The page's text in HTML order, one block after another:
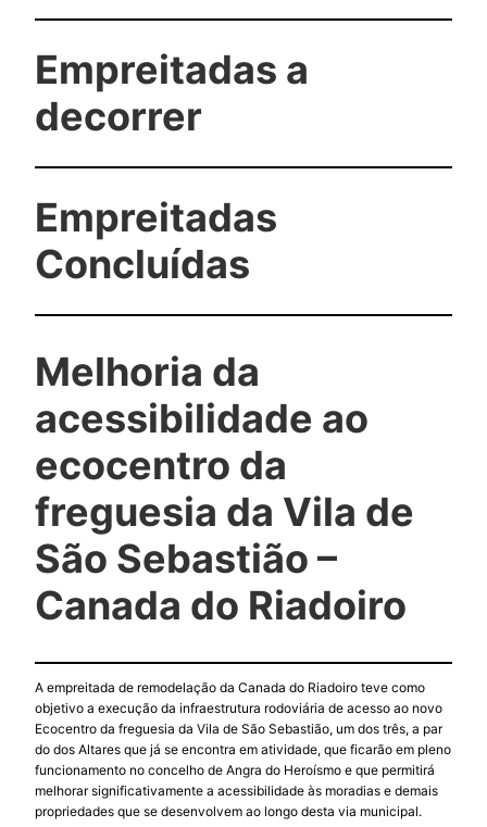
Empreitadas a
decorrer
Empreitadas
Concluídas
Melhoria da
acessibilidade ao
ecocentro da
freguesia da Vila de
São Sebastião –
Canada do Riadoiro
A empreitada de remodelação da Canada do Riadoiro teve como
objetivo a execução da infraestrutura rodoviária de acesso ao novo
Ecocentro da freguesia da Vila de São Sebastião, um dos três, a par
do dos Altares que já se encontra em atividade, que ficarão em pleno
funcionamento no concelho de Angra do Heroísmo e que permitirá
melhorar significativamente a acessibilidade às moradias e demais
propriedades que se desenvolvem ao longo desta via municipal.